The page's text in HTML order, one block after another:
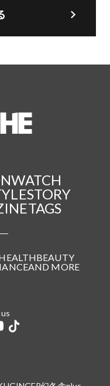
WATCH
STORY
TAGS
BEAUTY
AND MORE